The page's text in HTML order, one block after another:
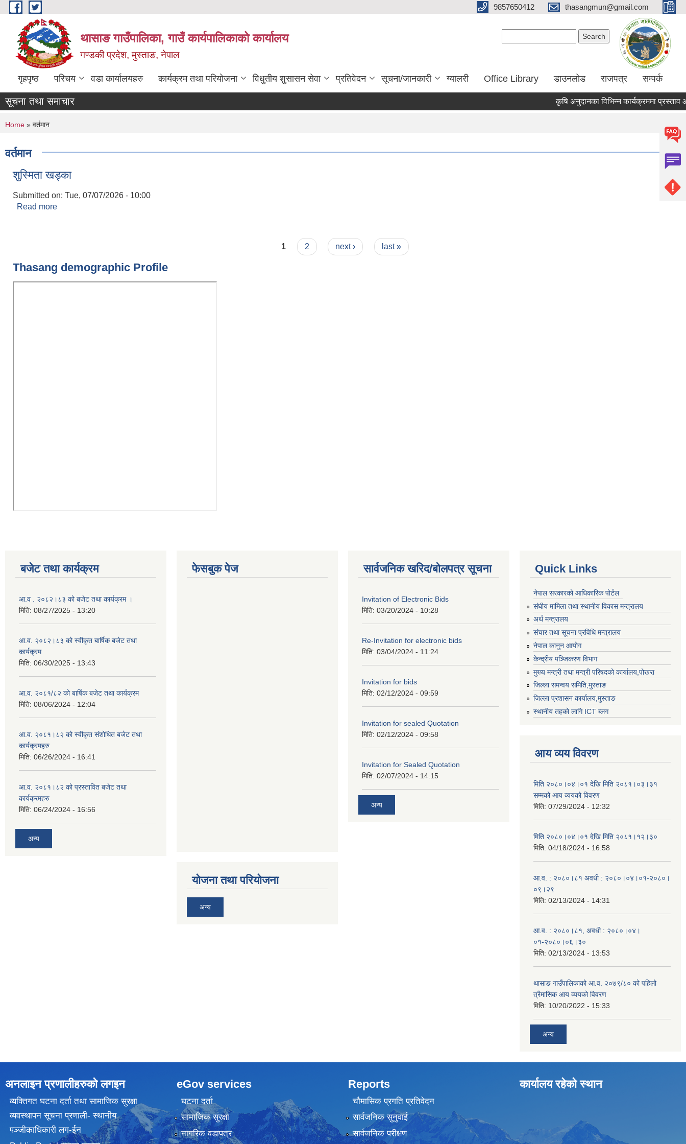
Skip to main content 9857650412 thasangmun@gmail.com
थासाङ गाउँपालिका, गाउँ कार्यपालिकाको कार्यालय
गण्डकी प्रदेश, मुस्ताङ, नेपाल
गृहपृष्ठ परिचय वडा कार्यालयहरु कार्यक्रम तथा परियोजना विधुतीय शुसासन सेवा प्रतिवेदन सूचना/जानकारी ग्यालरी Office Library डाउनलोड राजपत्र सम्पर्क
सूचना तथा समाचार कृषि अनुदानका विभिन्न कार्यक्रममा प्रस्ताव
You are here
Home » वर्तमान
वर्तमान
शुस्मिता खड्का
Submitted on: Tue, 07/07/2026 - 10:00
Read more
1 2 next › last »
Thasang demographic Profile
बजेट तथा कार्यक्रम
आ.व . २०८२।८३ को बजेट तथा कार्यक्रम ।
मिति: 08/27/2025 - 13:20
आ.व. २०८२।८३ को स्वीकृत बार्षिक बजेट तथा
कार्यक्रम
मिति: 06/30/2025 - 13:43
आ.व. २०८१/८२ को बार्षिक बजेट तथा कार्यक्रम
मिति: 08/06/2024 - 12:04
आ.व. २०८१।८२ को स्वीकृत संशोधित बजेट तथा
कार्यक्रमहरु
मिति: 06/26/2024 - 16:41
आ.व. २०८१।८२ को प्रस्तावित बजेट तथा
कार्यक्रमहरु
मिति: 06/24/2024 - 16:56
अन्य
फेसबुक पेज
योजना तथा परियोजना
अन्य
सार्वजनिक खरिद/बोलपत्र सूचना
Invitation of Electronic Bids
मिति: 03/20/2024 - 10:28
Re-Invitation for electronic bids
मिति: 03/04/2024 - 11:24
Invitation for bids
मिति: 02/12/2024 - 09:59
Invitation for sealed Quotation
मिति: 02/12/2024 - 09:58
Invitation for Sealed Quotation
मिति: 02/07/2024 - 14:15
अन्य
Quick Links
नेपाल सरकारको आधिकारिक पोर्टल
संघीय मामिला तथा स्थानीय विकास मन्त्रालय
अर्थ मन्त्रालय
संचार तथा सूचना प्रविधि मन्त्रालय
नेपाल कानुन आयोग
केन्द्रीय पञ्जिकरण विभाग
मुख्य मन्त्री तथा मन्त्री परिषदको कार्यालय,पोखरा
जिल्ला समन्वय समिति,मुस्ताङ
जिल्ला प्रशासन कार्यालय,मुस्ताङ
स्थानीय तहको लागि ICT ब्लग
आय व्यय विवरण
मिति २०८०।०४।०१ देखि मिति २०८१।०३।३१
सम्मको आय व्ययको विवरण
मिति: 07/29/2024 - 12:32
मिति २०८०।०४।०१ देखि मिति २०८१।१२।३०
मिति: 04/18/2024 - 16:58
आ.व. : २०८०।८१ अवधी : २०८०।०४।०१-२०८०।
०९।२९
मिति: 02/13/2024 - 14:31
आ.व. : २०८०।८१, अवधी : २०८०।०४।
०१-२०८०।०६।३०
मिति: 02/13/2024 - 13:53
थासाङ गाउँपालिकाको आ.व. २०७९/८० को पहिलो
त्रैमासिक आय व्ययको विवरण
मिति: 10/20/2022 - 15:33
अन्य
अनलाइन प्रणालीहरुकाे लगइन
व्यक्तिगत घटना दर्ता तथा सामाजिक सुरक्षा
व्यवस्थापन सूचना प्रणाली- स्थानीय
पञ्जीकाधिकारी लग-ईन
eGov services
घटना दर्ता
सामाजिक सुरक्षा
नागरिक वडापत्र
Reports
चौमासिक प्रगति प्रतिवेदन
सार्वजनिक सुनुवाई
सार्वजनिक परीक्षण
कार्यालय रहेको स्थान